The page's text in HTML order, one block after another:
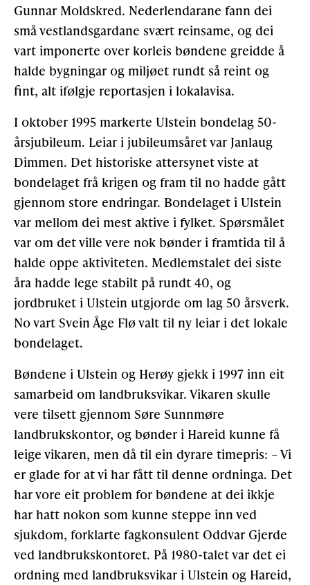
Gunnar Moldskred. Nederlendarane fann dei
små vestlandsgardane svært reinsame, og dei
vart imponerte over korleis bøndene greidde å
halde bygningar og miljøet rundt så reint og
fint, alt ifølgje reportasjen i lokalavisa.
I oktober 1995 markerte Ulstein bondelag 50-
årsjubileum. Leiar i jubileumsåret var Janlaug
Dimmen. Det historiske attersynet viste at
bondelaget frå krigen og fram til no hadde gått
gjennom store endringar. Bondelaget i Ulstein
var mellom dei mest aktive i fylket. Spørsmålet
var om det ville vere nok bønder i framtida til å
halde oppe aktiviteten. Medlemstalet dei siste
åra hadde lege stabilt på rundt 40, og
jordbruket i Ulstein utgjorde om lag 50 årsverk.
No vart Svein Åge Flø valt til ny leiar i det lokale
bondelaget.
Bøndene i Ulstein og Herøy gjekk i 1997 inn eit
samarbeid om landbruksvikar. Vikaren skulle
vere tilsett gjennom Søre Sunnmøre
landbrukskontor, og bønder i Hareid kunne få
leige vikaren, men då til ein dyrare timepris: – Vi
er glade for at vi har fått til denne ordninga. Det
har vore eit problem for bøndene at dei ikkje
har hatt nokon som kunne steppe inn ved
sjukdom, forklarte fagkonsulent Oddvar Gjerde
ved landbrukskontoret. På 1980-talet var det ei
ordning med landbruksvikar i Ulstein og Hareid,